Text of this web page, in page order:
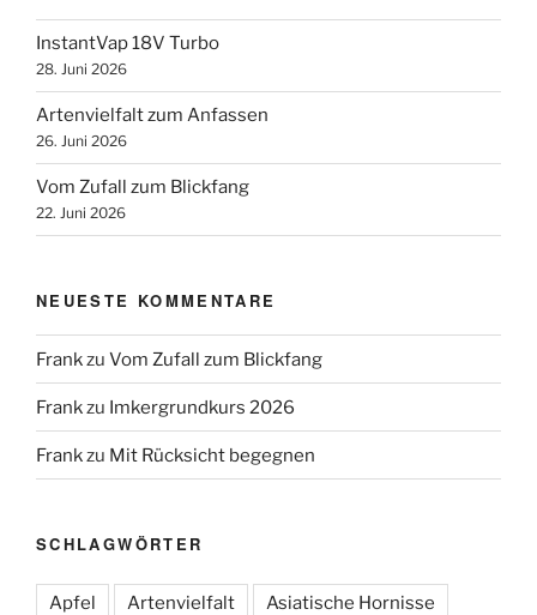
InstantVap 18V Turbo
28. Juni 2026
Artenvielfalt zum Anfassen
26. Juni 2026
Vom Zufall zum Blickfang
22. Juni 2026
NEUESTE KOMMENTARE
Frankzu Vom Zufall zum Blickfang
Frankzu Imkergrundkurs 2026
Frankzu Mit Rücksicht begegnen
SCHLAGWÖRTER
Apfel Artenvielfalt Asiatische Hornisse